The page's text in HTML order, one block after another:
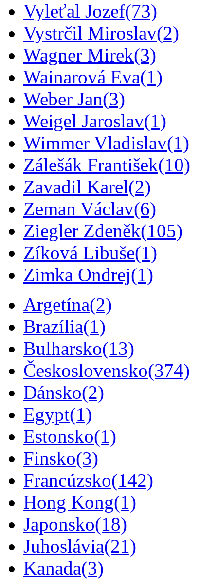
Vyleťal Jozef(73)
Vystrčil Miroslav(2)
Wagner Mirek(3)
Wainarová Eva(1)
Weber Jan(3)
Weigel Jaroslav(1)
Wimmer Vladislav(1)
Zálešák František(10)
Zavadil Karel(2)
Zeman Václav(6)
Ziegler Zdeněk(105)
Zíková Libuše(1)
Zimka Ondrej(1)
Argetína(2)
Brazília(1)
Bulharsko(13)
Československo(374)
Dánsko(2)
Egypt(1)
Estonsko(1)
Finsko(3)
Francúzsko(142)
Hong Kong(1)
Japonsko(18)
Juhoslávia(21)
Kanada(3)